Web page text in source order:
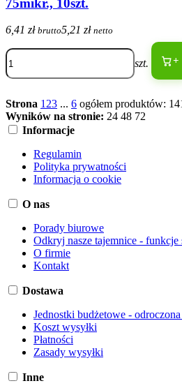
6,41 zł brutto5,21 zł netto
szt. +
Strona 1 23 ... 6 ogółem produktów:
Wyników na stronie: 24 48 72
Informacje
Regulamin
Polityka prywatności
Informacja o cookie
O nas
Porady biurowe
Odkryj nasze tajemnice - funkcje
O firmie
Kontakt
Dostawa
Jednostki budżetowe - odroczona
Koszt wysyłki
Płatności
Zasady wysyłki
Inne